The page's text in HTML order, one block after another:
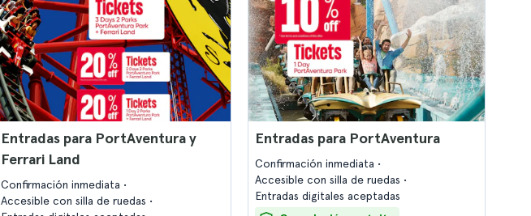
Entradas para PortAventura y
Ferrari Land
Confirmación inmediata
Accesible con silla de ruedas
Entradas para PortAventura
Confirmación inmediata
Accesible con silla de ruedas
Entradas digitales aceptadas